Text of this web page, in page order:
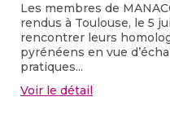
Les membres de
rendus à Toulouse, le 5
rencontrer leurs
pyrénéens en vue
pratiques...
Voir le détail